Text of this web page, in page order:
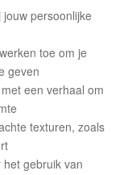
persoonlijke
toe om je
geven
een verhaal om
texturen, zoals
gebruik van